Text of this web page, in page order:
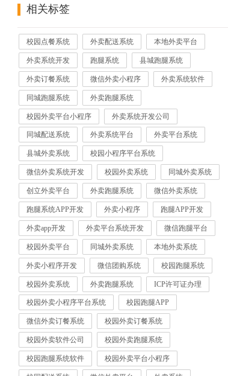
相关标签
校园点餐系统 外卖配送系统 本地外卖平台
外卖系统开发 跑腿系统 县城跑腿系统
外卖订餐系统 微信外卖小程序 外卖系统软件
同城跑腿系统 外卖跑腿系统
校园外卖平台小程序 外卖系统开发公司
同城配送系统 外卖系统平台 外卖平台系统
县城外卖系统 校园小程序平台系统
微信外卖系统开发 校园外卖系统 同城外卖系统
创立外卖平台 外卖跑腿系统 微信外卖系统
跑腿系统APP开发 外卖小程序 跑腿APP开发
外卖app开发 外卖平台系统开发 微信跑腿平台
校园外卖平台 同城外卖系统 本地外卖系统
外卖小程序开发 微信团购系统 校园跑腿系统
校园外卖系统 外卖跑腿系统 ICP许可证办理
校园外卖小程序平台系统 校园跑腿APP
微信外卖订餐系统 校园外卖订餐系统
校园外卖软件公司 校园外卖跑腿系统
校园跑腿系统软件 校园外卖平台小程序